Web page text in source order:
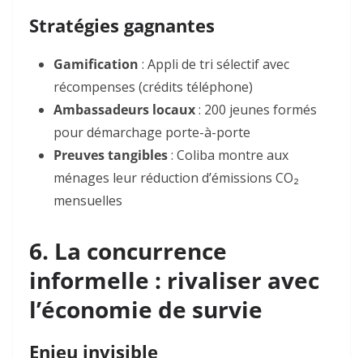
Stratégies gagnantes
Gamification : Appli de tri sélectif avec
récompenses (crédits téléphone)
Ambassadeurs locaux: 200 jeunes formés
pour démarchage porte-à-porte
Preuves tangibles: Coliba montre aux
ménages leur réduction d’émissions CO₂
mensuelles
6. La concurrence
informelle : rivaliser avec
l’économie de survie
Enjeu invisible